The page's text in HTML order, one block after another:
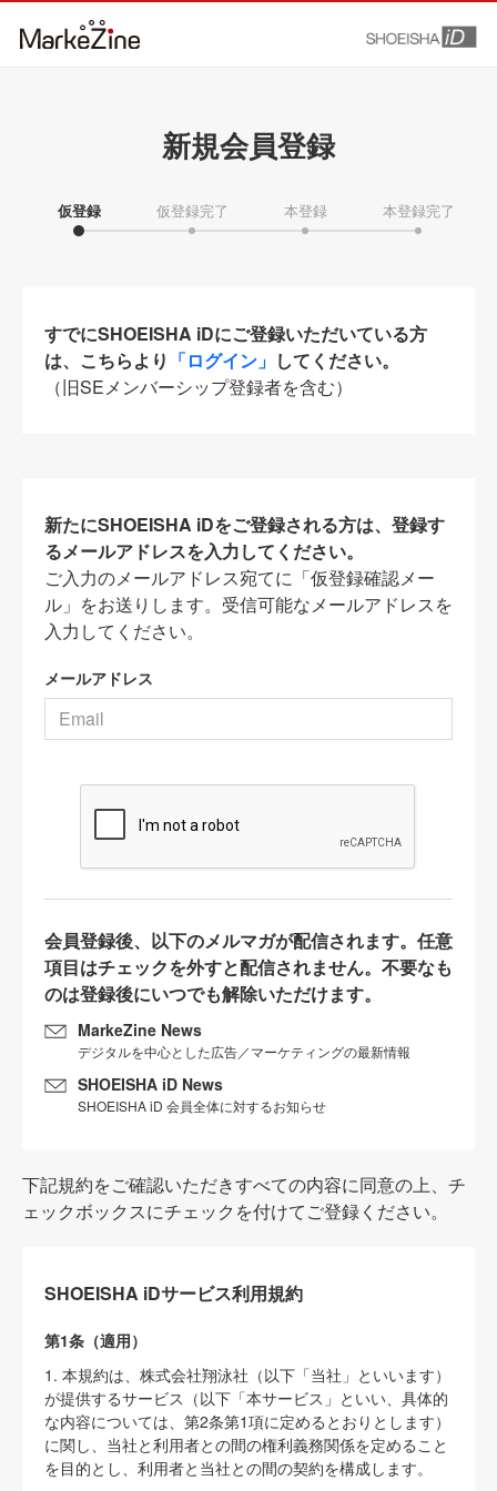
新規会員登録
仮登録 仮登録完了 本登録 本登録完了
すでにSHOEISHA iDにご登録いただいている方
は、こちらより 「ログイン」 してください。
（旧SEメンバーシップ登録者を含む）
新たにSHOEISHA iDをご登録される方は、登録す
るメールアドレスを入力してください。
ご入力のメールアドレス宛てに「仮登録確認メー
ル」をお送りします。受信可能なメールアドレスを
入力してください。
メールアドレス
会員登録後、以下のメルマガが配信されます。任意
項目はチェックを外すと配信されません。不要なも
のは登録後にいつでも解除いただけます。
MarkeZine News
デジタルを中心とした広告／マーケティングの最新情報
SHOEISHA iD News
SHOEISHA iD 会員全体に対するお知らせ
下記規約をご確認いただきすべての内容に同意の上、チ
ェックボックスにチェックを付けてご登録ください。
SHOEISHA iDサービス利用規約
第1条（適用）
1. 本規約は、株式会社翔泳社（以下「当社」といいます）
が提供するサービス（以下「本サービス」といい、具体的
な内容については、第2条第1項に定めるとおりとします）
に関し、当社と利用者との間の権利義務関係を定めること
を目的とし、利用者と当社との間の契約を構成します。